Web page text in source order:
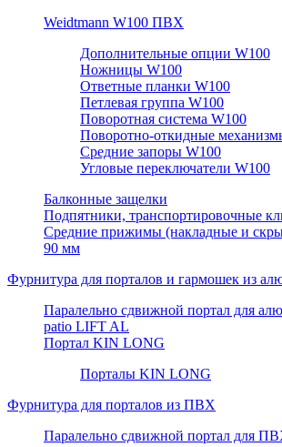
Weidtmann W100 ПВХ
Дополнительные опции W100
Ножницы W100
Ответные планки W100
Петлевая группа W100
Поворотная система W100
Поворотно-откидные
Средние запоры W100
Угловые переключатели W100
Балконные защелки
Подпятники, транспортировочные
Средние прижимы (накладные и
90 мм
Фурнитура для порталов и гармошек из
Паралельно сдвижной портал для
patio LIFT AL
Портал KIN LONG
Порталы KIN LONG
Фурнитура для порталов из ПВХ
Паралельно сдвижной портал для